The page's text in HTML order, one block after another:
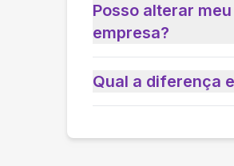
Posso alterar
empresa?
Qual a diferença